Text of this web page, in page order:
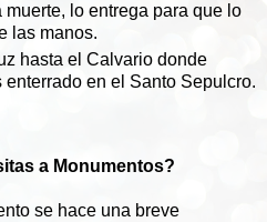
lo entrega para que lo
las manos.
hasta el Calvario donde
enterrado en el Santo Sepulcro.
a Monumentos?
se hace una breve